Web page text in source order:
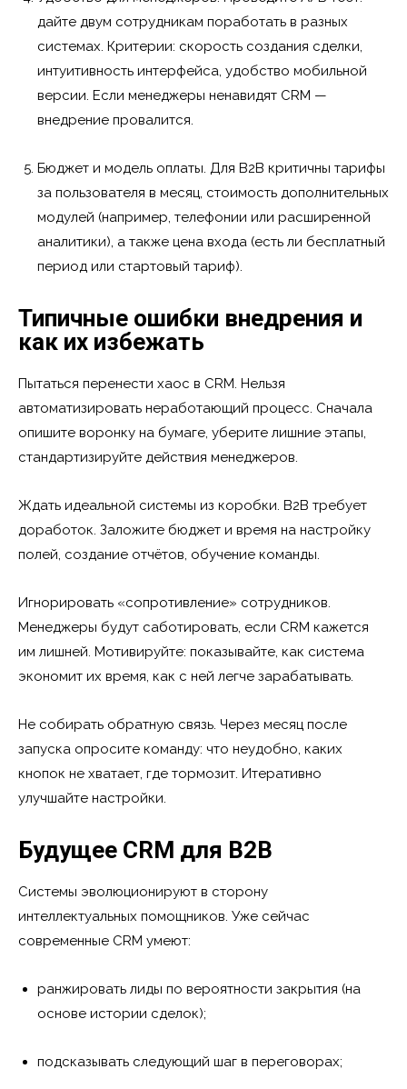
дайте двум сотрудникам поработать в разных
системах. Критерии: скорость создания сделки,
интуитивность интерфейса, удобство мобильной
версии. Если менеджеры ненавидят CRM —
внедрение провалится.
Бюджет и модель оплаты. Для B2B критичны тарифы
за пользователя в месяц, стоимость дополнительных
модулей (например, телефонии или расширенной
аналитики), а также цена входа (есть ли бесплатный
период или стартовый тариф).
Типичные ошибки внедрения и
как их избежать
Пытаться перенести хаос в CRM. Нельзя
автоматизировать неработающий процесс. Сначала
опишите воронку на бумаге, уберите лишние этапы,
стандартизируйте действия менеджеров.
Ждать идеальной системы из коробки. B2B требует
доработок. Заложите бюджет и время на настройку
полей, создание отчётов, обучение команды.
Игнорировать «сопротивление» сотрудников.
Менеджеры будут саботировать, если CRM кажется
им лишней. Мотивируйте: показывайте, как система
экономит их время, как с ней легче зарабатывать.
Не собирать обратную связь. Через месяц после
запуска опросите команду: что неудобно, каких
кнопок не хватает, где тормозит. Итеративно
улучшайте настройки.
Будущее CRM для B2B
Системы эволюционируют в сторону
интеллектуальных помощников. Уже сейчас
современные CRM умеют:
ранжировать лиды по вероятности закрытия (на
основе истории сделок);
подсказывать следующий шаг в переговорах;